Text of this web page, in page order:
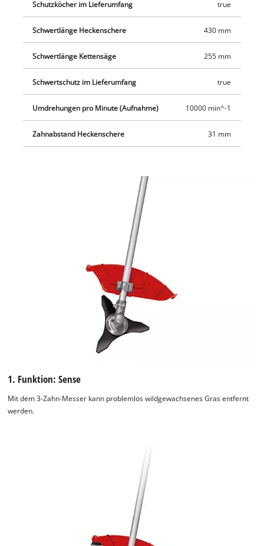
Schutzköcher im Lieferumfang true
Schwertlänge Heckenschere 430 mm
Schwertlänge Kettensäge 255 mm
Schwertschutz im Lieferumfang true
Umdrehungen pro Minute (Aufnahme) 10000 min^-1
Zahnabstand Heckenschere 31 mm
1. Funktion: Sense
Mit dem 3-Zahn-Messer kann problemlos wildgewachsenes Gras entfernt
werden.